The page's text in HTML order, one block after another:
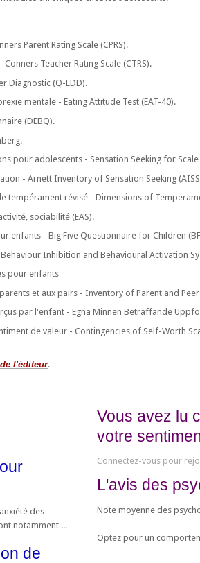
Parent Rating Scale (CPRS).
Teacher Rating Scale (CTRS).
Diagnostic (Q-EDD).
mentale - Eating Attitude Test (EAT-40).
(DEBQ).
pour adolescents - Sensation Seeking for
- Arnett Inventory of Sensation Seeking
tempérament révisé - Dimensions of
sociabilité (EAS).
enfants - Big Five Questionnaire for Children
Inhibition and Behavioural Activation
pour enfants
et aux pairs - Inventory of Parent and Peer
par l'enfant - Egna Minnen Beträffande
de valeur - Contingencies of Self-Worth
l'éditeur.
des
notamment ...
de
Vous avez lu
votre
Connectez-vous pour
L'avis des
Note moyenne des
Optez pour un